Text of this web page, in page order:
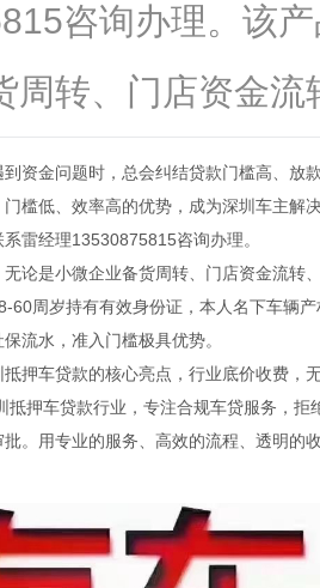
咨询办理。该
周转、门店资金流
资金问题时，总会纠结贷款门槛高、放
槛低、效率高的优势，成为深圳车主解
雷经理13530875815咨询办理。
论是小微企业备货周转、门店资金流转
60周岁持有有效身份证，本人名下车辆
流水，准入门槛极具优势。
押车贷款的核心亮点，行业底价收费
押车贷款行业，专注合规车贷服务，
。用专业的服务、高效的流程、透明的